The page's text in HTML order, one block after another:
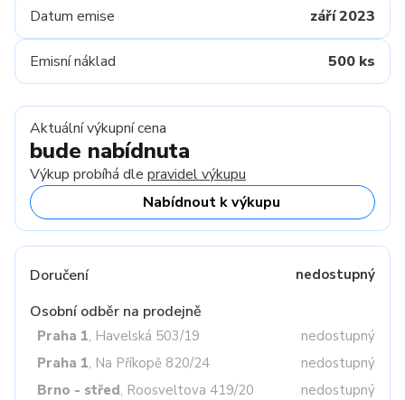
Datum emise září 2023
Emisní náklad 500 ks
Aktuální výkupní cena
bude nabídnuta
Výkup probíhá dle pravidel výkupu
Nabídnout k výkupu
Doručení nedostupný
Osobní odběr na prodejně
Praha 1, Havelská 503/19
nedostupný
Praha 1, Na Příkopě 820/24
nedostupný
Brno - střed, Roosveltova 419/20
nedostupný